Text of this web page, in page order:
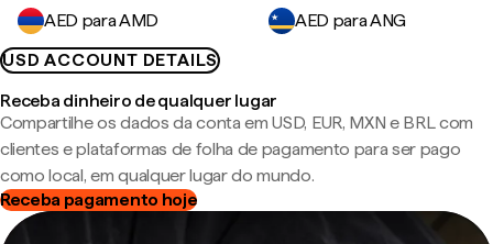
AED para AMD
AED para ANG
USD ACCOUNT DETAILS
Receba dinheiro de qualquer lugar
Compartilhe os dados da conta em USD, EUR, MXN e BRL com
clientes e plataformas de folha de pagamento para ser pago
como local, em qualquer lugar do mundo.
Receba pagamento hoje